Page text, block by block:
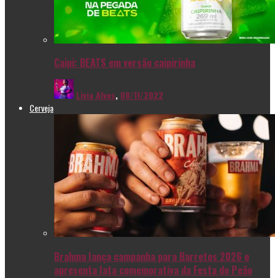
Caipi: BEATS em versão caipirinha
Livia Alves, 08/11/2022
Cerveja
Brahma lança campanha para Barretos 2026 e
apresenta lata comemorativa da Festa do Peão